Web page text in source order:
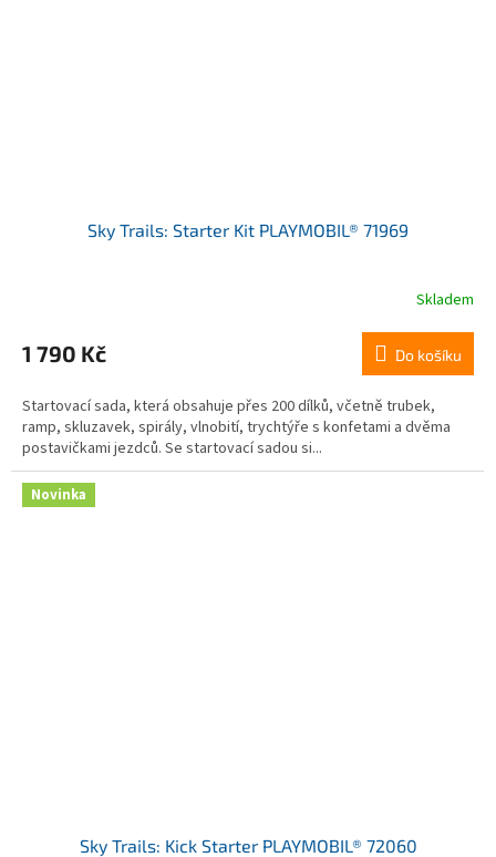
Sky Trails: Starter Kit PLAYMOBIL® 71969
Skladem
1 790 Kč Do košíku
Startovací sada, která obsahuje přes 200 dílků, včetně trubek,
ramp, skluzavek, spirály, vlnobití, trychtýře s konfetami a dvěma
postavičkami jezdců. Se startovací sadou si...
Novinka
Sky Trails: Kick Starter PLAYMOBIL® 72060